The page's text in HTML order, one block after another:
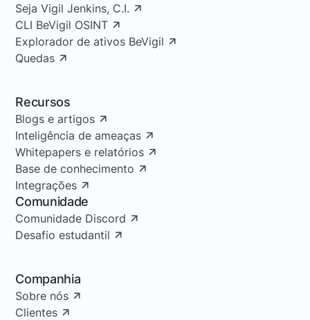
Seja Vigil Jenkins, C.I.
CLI BeVigil OSINT
Explorador de ativos BeVigil
Quedas
Recursos
Blogs e artigos
Inteligência de ameaças
Whitepapers e relatórios
Base de conhecimento
Integrações
Comunidade
Comunidade Discord
Desafio estudantil
Companhia
Sobre nós
Clientes